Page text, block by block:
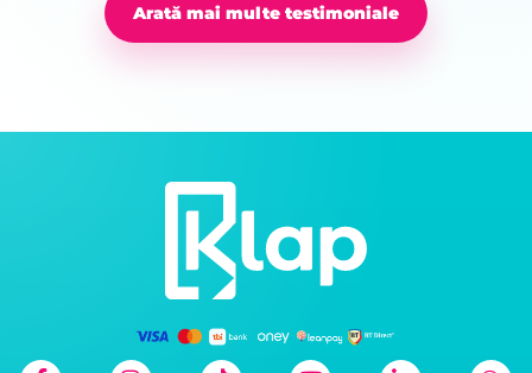
Arată mai multe testimoniale